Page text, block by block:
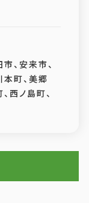
、安来市、
本町、美郷
西ノ島町、